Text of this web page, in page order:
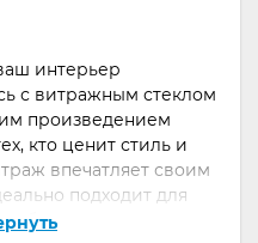
интерьер
с витражным стеклом
произведением
кто ценит стиль и
впечатляет своим
подходит для
и даже